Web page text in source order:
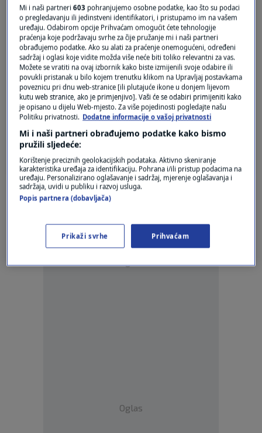
Ma Srbi nece u EU. Ima ovih Evro-utopista koji
veruju, sto iskreno, sto iz licne koristi, da ce se
sve odjednom promeniti na bolje kad se udje u
EU. Vecina Srba ne veruje u tu bajku. Ako mi
nismo u stanju zbog sebe samih da napravimo
drzavu po svojoj meri, EU moze samo iskoristi
nasu glupost. Molim Hrvatsku da blokira nas
ulazak u EU.
Oglas
Mi i naši partneri603 pohranjujemo osobne podatke, kao što su podaci
o pregledavanju ili jedinstveni identifikatori, i pristupamo im na vašem
uređaju. Odabirom opcije Prihvaćam omogućit ćete tehnologije
praćenja koje podržavaju svrhe za čije pružanje mi i naši partneri
obrađujemo podatke. Ako su alati za praćenje onemogućeni, određeni
sadržaj i oglasi koje vidite možda više neće biti toliko relevantni za vas.
Možete se vratiti na ovaj izbornik kako biste izmijenili svoje odabire ili
povukli pristanak u bilo kojem trenutku klikom na Upravljaj postavkama
poveznicu pri dnu web-stranice [ili plutajuće ikone u donjem lijevom
kutu web stranice, ako je primjenjivo]. Vaši će se odabiri primijeniti kako
je opisano u dijelu Web-mjesto. Za više pojedinosti pogledajte našu
Politiku privatnosti. Dodatne informacije o vašoj privatnosti
Mi i naši partneri obrađujemo podatke kako bismo
pružili sljedeće:
Korištenje preciznih geolokacijskih podataka. Aktivno skeniranje
karakteristika uređaja za identifikaciju. Pohrana i/ili pristup podacima na
uređaju. Personalizirano oglašavanje i sadržaj, mjerenje oglašavanja i
sadržaja, uvidi u publiku i razvoj usluga.
Popis partnera (dobavljača)
Prikaži svrhe Prihvaćam